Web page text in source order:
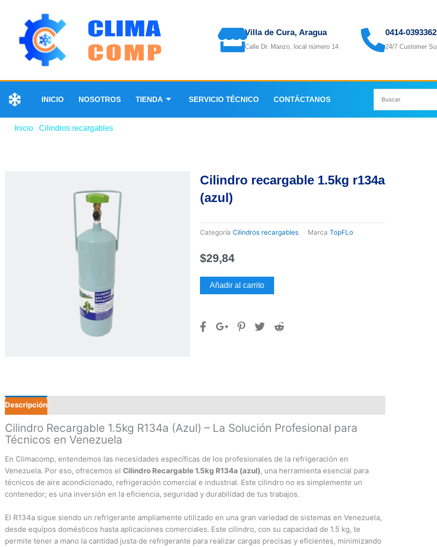
Villa de Cura, Aragua
Calle Dr. Manzo, local número 14
0414-0393362
24/7 Customer
INICIO NOSOTROS TIENDA SERVICIO TÉCNICO CONTÁCTANOS
Inicio Cilindros recargables
Cilindro recargable 1.5kg r134a
(azul)
Categoría Cilindros recargables Marca TopFLo
$29,84
Cilindro
recargable
(azul)
Añadir al carrito
Descripción
Cilindro Recargable 1.5kg R134a (Azul) – La Solución Profesional para
Técnicos en Venezuela
En Climacomp, entendemos las necesidades específicas de los profesionales de la refrigeración en
Venezuela. Por eso, ofrecemos el Cilindro Recargable 1.5kg R134a (azul), una herramienta esencial para
técnicos de aire acondicionado, refrigeración comercial e industrial. Este cilindro no es simplemente un
contenedor; es una inversión en la eficiencia, seguridad y durabilidad de tus trabajos.
El R134a sigue siendo un refrigerante ampliamente utilizado en una gran variedad de sistemas en Venezuela,
desde equipos domésticos hasta aplicaciones comerciales. Este cilindro, con su capacidad de 1.5 kg, te
permite tener a mano la cantidad justa de refrigerante para realizar cargas precisas y eficientes, minimizando